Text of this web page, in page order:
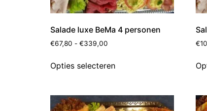
Salade luxe BeMa 4 personen
€67,80 - €339,00
Opties selecteren
€